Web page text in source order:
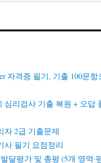
자격증 필기, 기출 100문항
심리검사 기출 복원 + 오답
자 2급 기출문제
사 필기 요점정리
달평가 및 총평 (5개 영역·